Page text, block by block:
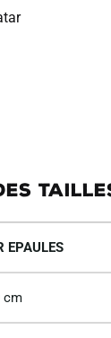
EPAULES
cm